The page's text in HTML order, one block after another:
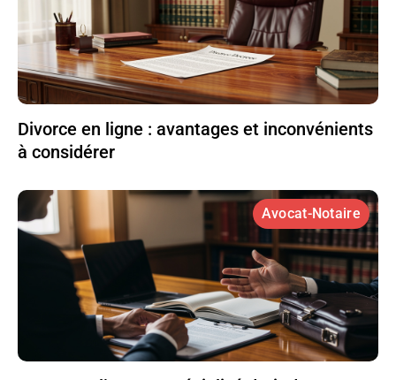
Divorce en ligne : avantages et inconvénients
à considérer
Avocat-Notaire